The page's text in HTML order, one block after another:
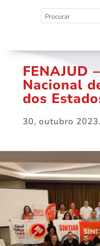
FENAJUD
Nacional
dos
30, outubro 2023.